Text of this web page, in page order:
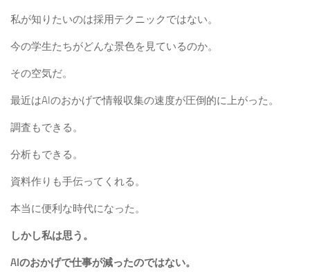
私が知りたいのは採用テクニックではない。
今の学生たちがどんな景色を見ているのか。
その空気だ。
最近はAIのおかげで情報収集の速度が圧倒的に上がった。
調査もできる。
分析もできる。
資料作りも手伝ってくれる。
本当に便利な時代になった。
しかし私は思う。
AIのおかげで仕事が減ったのではない。